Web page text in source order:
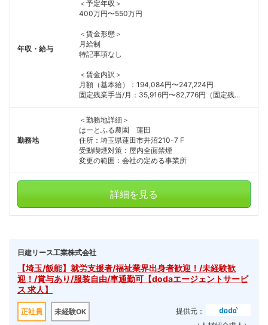
年収・給与
＜予定年収＞
400万円〜550万円
＜賃金形態＞
月給制
特記事項なし
＜賃金内訳＞
月額（基本給）：194,084円〜247,224円
固定残業手当/月：35,916円〜82,776円（固定残...
勤務地
＜勤務地詳細＞
はーとふる農園 蓮田
住所：埼玉県蓮田市井沼210-7 F
受動喫煙対策：屋内全面禁煙
変更の範囲：会社の定める事業所
詳細を見る
日建リース工業株式会社
【埼玉/飯能】就労支援者/福祉業界出身者歓迎！/未経験歓
迎！/賞与あり/服装自由/車通勤可【dodaエージェントサービ
ス 求人】
正社員 未経験OK
提供元：